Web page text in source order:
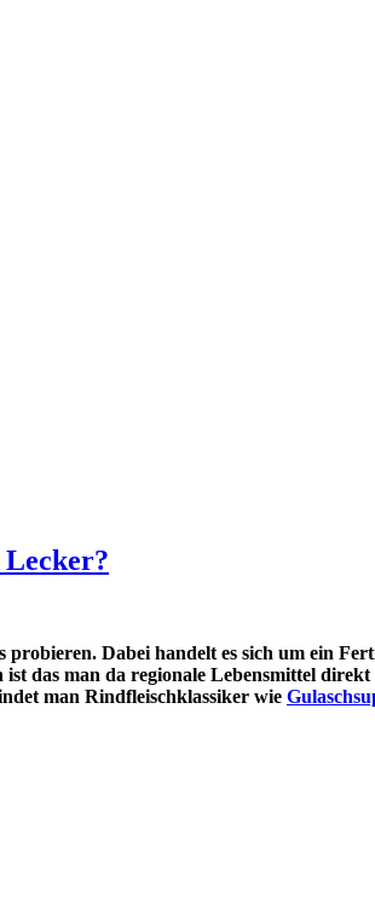
Dabei handelt es sich um ein
ist das man da regionale Lebensmittel
man Rindfleischklassiker wie